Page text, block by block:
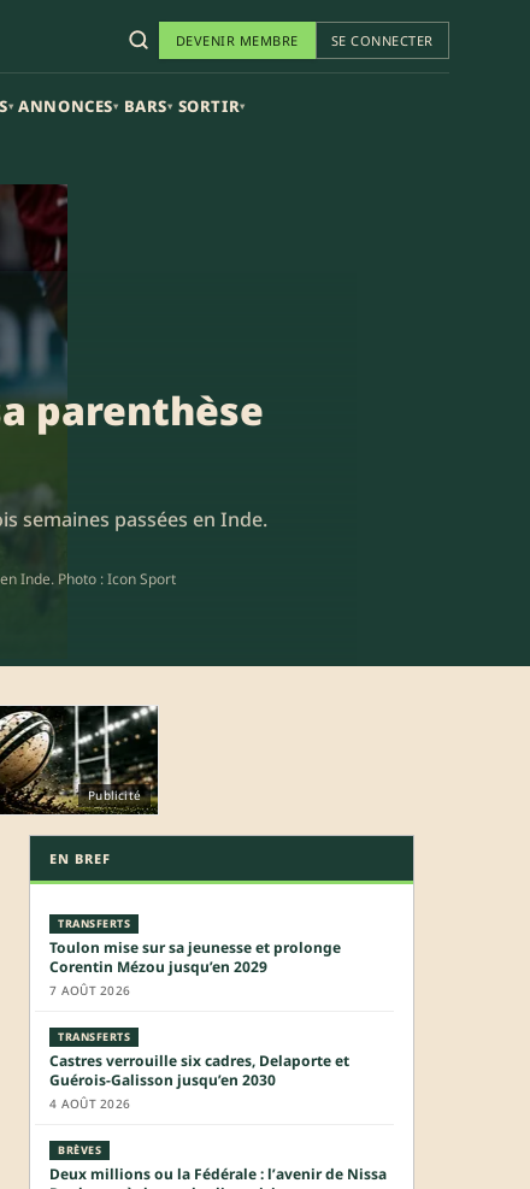
DEVENIR MEMBRE SE CONNECTER
▾ ANNONCES▾ BARS▾ SORTIR▾
parenthèse
semaines passées en Inde.
Inde. Photo : Icon Sport
Publicité
EN BREF
TRANSFERTS
Toulon mise sur sa jeunesse et prolonge
Corentin Mézou jusqu’en 2029
7 AOÛT 2026
TRANSFERTS
Castres verrouille six cadres, Delaporte et
Guérois-Galisson jusqu’en 2030
4 AOÛT 2026
BRÈVES
Deux millions ou la Fédérale : l’avenir de Nissa